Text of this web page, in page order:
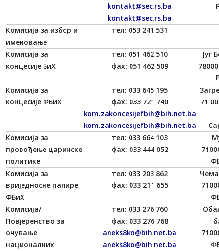
kontakt@sec.rs.ba
kontakt@sec.rs.ba
Комисија за избор и
именовање
тел: 053 241 531
Комисија за
концесије БиХ
тел: 051 462 510
фаx: 051 462 509
Југ
Комисија за
концесије ФБиХ
тел: 033 645 195
фаx: 033 721 740
kom.zakoncesijefbih@bih.net.ba
kom.zakoncesijefbih@bih.net.ba
71
Комисија за
провођење царинске
политике
тел: 033 664 103
фаx: 033 444 052
Комисија за
вриједносне папире
ФБиХ
тел: 033 203 862
фаx: 033 211 655
Комисија/
Повјеренство за
очување
националних
тел: 033 276 760
фаx: 033 276 768
aneks8ko@bih.net.ba
aneks8ko@bih.net.ba